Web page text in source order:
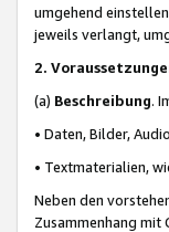
umgehend
jeweils verlangt,
2.
(a) Beschreibung.
• Daten, Bilder,
• Textmaterialien,
Neben den
Zusammenhang mit